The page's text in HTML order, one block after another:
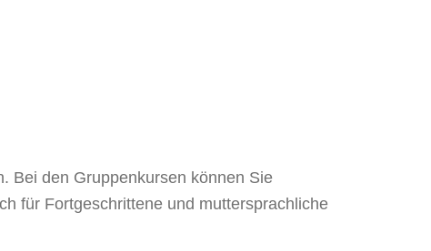
Bei den Gruppenkursen können Sie
für Fortgeschrittene und muttersprachliche